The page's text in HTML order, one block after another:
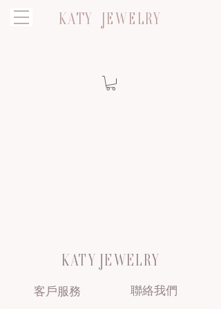
KATY JEWELRY
KATY JEWELRY
客戶服務 聯絡我們